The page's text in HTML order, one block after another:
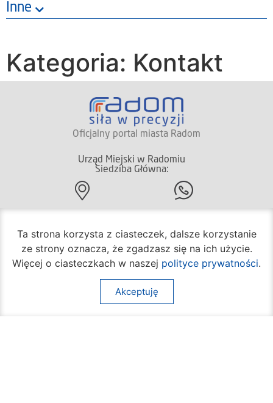
Inne
Kategoria: Kontakt
Oficjalny portal miasta Radom
Urząd Miejski w Radomiu
Siedziba Główna:
bom@umradom.pl
Godziny pracy:
Ta strona korzysta z ciasteczek, dalsze korzystanie
ze strony oznacza, że zgadzasz się na ich użycie.
Więcej o ciasteczkach w naszej polityce prywatności.
Akceptuję